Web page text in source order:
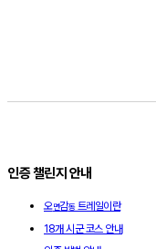
인증 챌린지 안내
오면감동트레일이란
18개 시군 코스 안내